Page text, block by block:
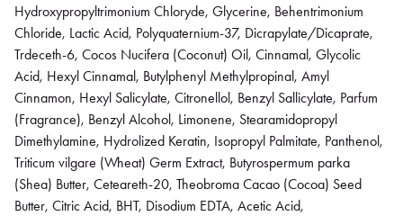
Hydroxypropyltrimonium Chloryde, Glycerine, Behentrimonium
Chloride, Lactic Acid, Polyquaternium-37, Dicrapylate/Dicaprate,
Trdeceth-6, Cocos Nucifera (Coconut) Oil, Cinnamal, Glycolic
Acid, Hexyl Cinnamal, Butylphenyl Methylpropinal, Amyl
Cinnamon, Hexyl Salicylate, Citronellol, Benzyl Sallicylate, Parfum
(Fragrance), Benzyl Alcohol, Limonene, Stearamidopropyl
Dimethylamine, Hydrolized Keratin, Isopropyl Palmitate, Panthenol,
Triticum vilgare (Wheat) Germ Extract, Butyrospermum parka
(Shea) Butter, Ceteareth-20, Theobroma Cacao (Cocoa) Seed
Butter, Citric Acid, BHT, Disodium EDTA, Acetic Acid,